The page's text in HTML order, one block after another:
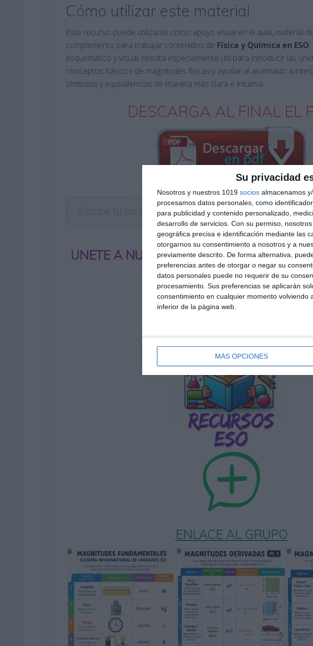
Su privacidad
Nosotros y nuestros 1019 socios almacenamos
procesamos datos personales, como
para publicidad y contenido personalizado,
desarrollo de servicios. Con su permiso,
geográfica precisa e identificación mediante las
otorgarnos su consentimiento a nosotros y a
previamente descrito. De forma alternativa,
preferencias antes de otorgar o negar su
datos personales puede no requerir de su
procesamiento. Sus preferencias se aplicarán
consentimiento en cualquier momento
inferior de la página web.
MÁS OPCIONES
Cómo utilizar este material
Este recurso puede utilizarse como apoyo visual en el aula, material
complemento para trabajar contenidos de Física y Química en ESO
esquemático y visual, resulta especialmente útil para introducir las
conceptos básicos de magnitudes físicas y ayudar al alumnado a
símbolos y equivalencias de manera más clara e intuitiva.
DESCARGA AL FINAL EL
Únete
UNETE A NUESTRO GRUPO EXCLUSIVO
ENLACE AL GRUPO